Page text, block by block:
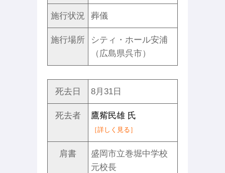
施行状況 葬儀
施行場所
シティ・ホール安浦
（広島県呉市）
死去日 8月31日
死去者 鷹觜民雄 氏
［詳しく見る］
肩書
盛岡市立巻堀中学校
元校長